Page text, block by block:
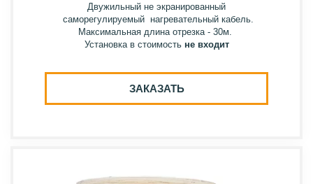
Двужильный не экранированный
саморегулируемый нагревательный кабель.
Максимальная длина отрезка - 30м.
Установка в стоимость не входит
ЗАКАЗАТЬ